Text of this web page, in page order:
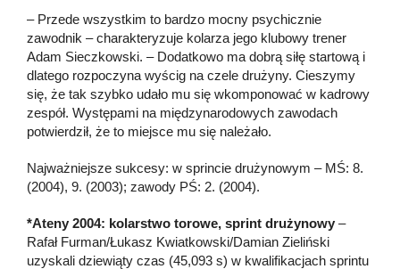
– Przede wszystkim to bardzo mocny psychicznie
zawodnik – charakteryzuje kolarza jego klubowy trener
Adam Sieczkowski. – Dodatkowo ma dobrą siłę startową i
dlatego rozpoczyna wyścig na czele drużyny. Cieszymy
się, że tak szybko udało mu się wkomponować w kadrowy
zespół. Występami na międzynarodowych zawodach
potwierdził, że to miejsce mu się należało.
Najważniejsze sukcesy: w sprincie drużynowym – MŚ: 8.
(2004), 9. (2003); zawody PŚ: 2. (2004).
*Ateny 2004: kolarstwo torowe, sprint drużynowy –
Rafał Furman/Łukasz Kwiatkowski/Damian Zieliński
uzyskali dziewiąty czas (45,093 s) w kwalifikacjach sprintu